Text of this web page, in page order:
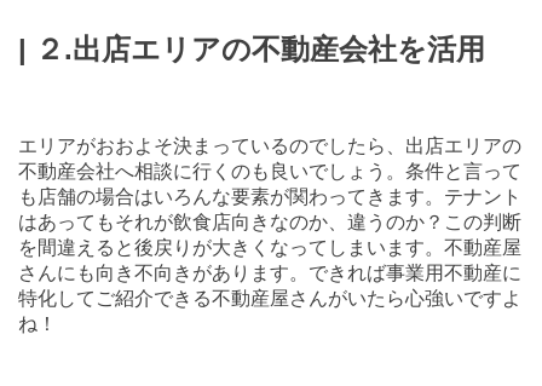
| ２.出店エリアの不動産会社を活用
エリアがおおよそ決まっているのでしたら、出店エリアの
不動産会社へ相談に行くのも良いでしょう。条件と言って
も店舗の場合はいろんな要素が関わってきます。テナント
はあってもそれが飲食店向きなのか、違うのか？この判断
を間違えると後戻りが大きくなってしまいます。不動産屋
さんにも向き不向きがあります。できれば事業用不動産に
特化してご紹介できる不動産屋さんがいたら心強いですよ
ね！